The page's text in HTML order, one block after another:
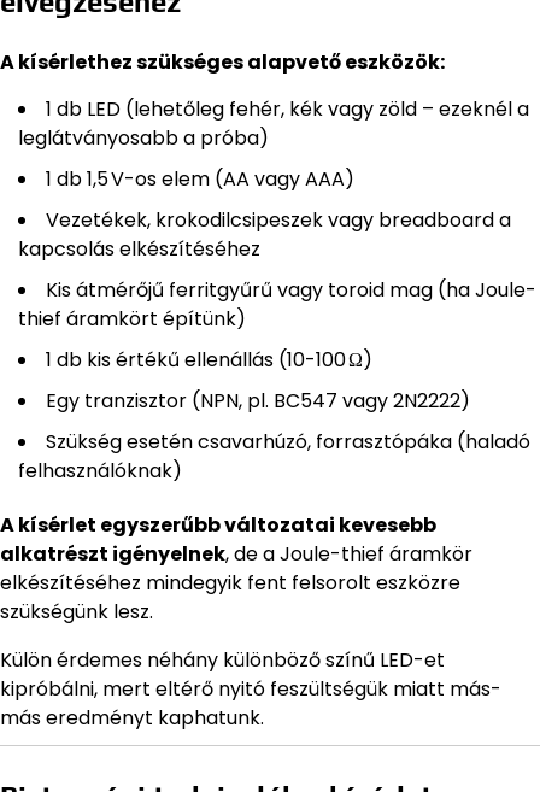
A kísérlethez szükséges alapvető eszközök:
1 db LED (lehetőleg fehér, kék vagy zöld – ezeknél a
leglátványosabb a próba)
1 db 1,5 V-os elem (AA vagy AAA)
Vezetékek, krokodilcsipeszek vagy breadboard a
kapcsolás elkészítéséhez
Kis átmérőjű ferritgyűrű vagy toroid mag (ha Joule-
thief áramkört építünk)
1 db kis értékű ellenállás (10-100 Ω)
Egy tranzisztor (NPN, pl. BC547 vagy 2N2222)
Szükség esetén csavarhúzó, forrasztópáka (haladó
felhasználóknak)
A kísérlet egyszerűbb változatai kevesebb
alkatrészt igényelnek, de a Joule-thief áramkör
elkészítéséhez mindegyik fent felsorolt eszközre
szükségünk lesz.
Külön érdemes néhány különböző színű LED-et
kipróbálni, mert eltérő nyitó feszültségük miatt más-
más eredményt kaphatunk.